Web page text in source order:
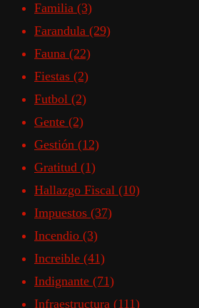
Familia (3)
Farandula (29)
Fauna (22)
Fiestas (2)
Futbol (2)
Gente (2)
Gestión (12)
Gratitud (1)
Hallazgo Fiscal (10)
Impuestos (37)
Incendio (3)
Increible (41)
Indignante (71)
Infraestructura (111)